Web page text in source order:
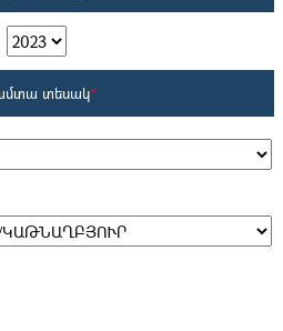
տեսակ*